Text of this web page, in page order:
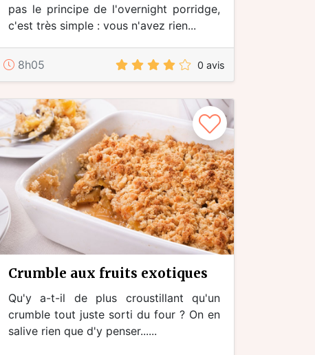
pas le principe de l'overnight porridge,
c'est très simple : vous n'avez rien...
8h05 0 avis
crumble aux fruits exotiques
Qu'y a-t-il de plus croustillant qu'un
crumble tout juste sorti du four ? On en
salive rien que d'y penser......